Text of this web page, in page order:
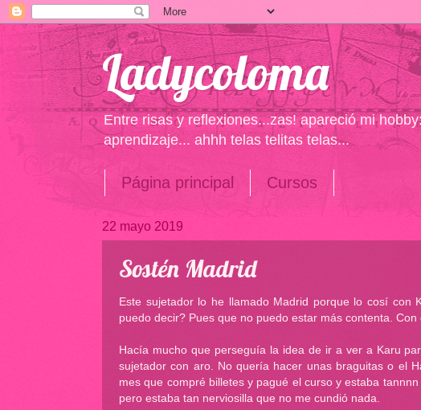
Ladycoloma
Entre risas y reflexiones...zas! apareció mi
aprendizaje... ahhh telas telitas telas...
Página principal Cursos
22 mayo 2019
Sostén Madrid
Este sujetador lo he llamado Madrid porque lo cosí con
puedo decir? Pues que no puedo estar más contenta.
Hacía mucho que perseguía la idea de ir a ver a Karu
sujetador con aro. No quería hacer unas braguitas o el
mes que compré billetes y pagué el curso y estaba
pero estaba tan nerviosilla que no me cundió nada.